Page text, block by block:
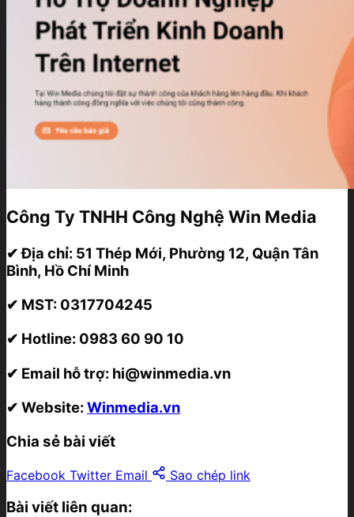
Công Ty TNHH Công Nghệ Win Media
✔ Địa chỉ: 51 Thép Mới, Phường 12, Quận Tân
Bình, Hồ Chí Minh
✔ MST: 0317704245
✔ Hotline: 0983 60 90 10
✔ Email hỗ trợ: hi@winmedia.vn
✔ Website:Winmedia.vn
Chia sẻ bài viết
Facebook Twitter Email Sao chép link
Bài viết liên quan: